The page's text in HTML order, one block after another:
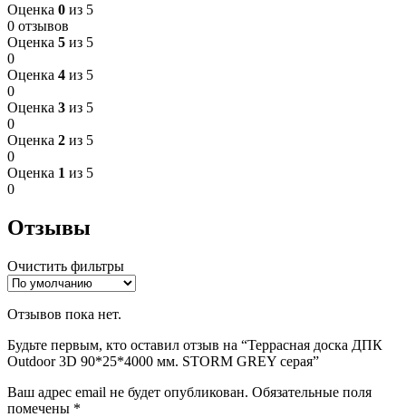
Оценка 0 из 5
0 отзывов
Оценка 5 из 5
0
Оценка 4 из 5
0
Оценка 3 из 5
0
Оценка 2 из 5
0
Оценка 1 из 5
0
Отзывы
Очистить фильтры
Отзывов пока нет.
Будьте первым, кто оставил отзыв на “Террасная доска ДПК
Outdoor 3D 90*25*4000 мм. STORM GREY серая”
Ваш адрес email не будет опубликован. Обязательные поля
помечены *